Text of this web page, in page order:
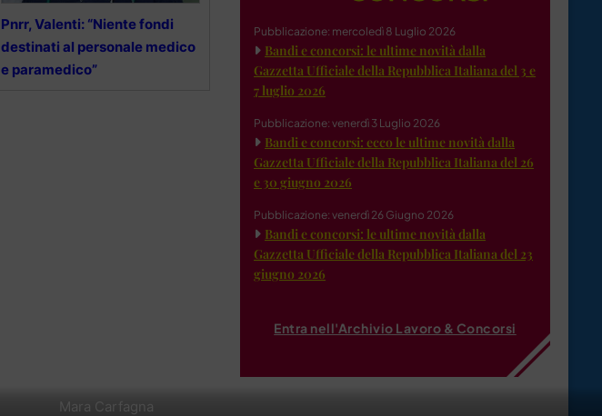
Mara Carfagna
Pnrr, Valenti: “Niente fondi
destinati al personale medico
e paramedico”
Pubblicazione: mercoledì 8 Luglio 2026
Bandi e concorsi: le ultime novità dalla
Gazzetta Ufficiale della Repubblica Italiana del 3 e
7 luglio 2026
Pubblicazione: venerdì 3 Luglio 2026
Bandi e concorsi: ecco le ultime novità dalla
Gazzetta Ufficiale della Repubblica Italiana del 26
e 30 giugno 2026
Pubblicazione: venerdì 26 Giugno 2026
Bandi e concorsi: le ultime novità dalla
Gazzetta Ufficiale della Repubblica Italiana del 23
giugno 2026
Entra nell'Archivio Lavoro & Concorsi